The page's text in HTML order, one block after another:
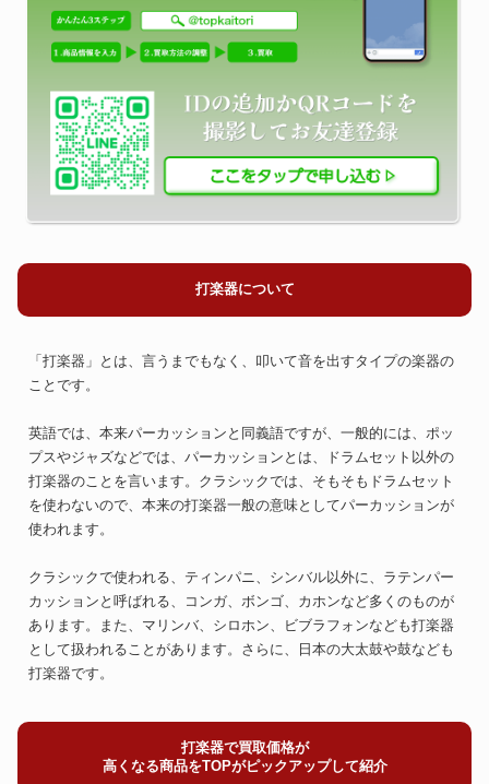
打楽器について
「打楽器」とは、言うまでもなく、叩いて音を出すタイプの楽器の
ことです。
英語では、本来パーカッションと同義語ですが、一般的には、ポッ
プスやジャズなどでは、パーカッションとは、ドラムセット以外の
打楽器のことを言います。クラシックでは、そもそもドラムセット
を使わないので、本来の打楽器一般の意味としてパーカッションが
使われます。
クラシックで使われる、ティンパニ、シンバル以外に、ラテンパー
カッションと呼ばれる、コンガ、ボンゴ、カホンなど多くのものが
あります。また、マリンバ、シロホン、ビブラフォンなども打楽器
として扱われることがあります。さらに、日本の大太鼓や鼓なども
打楽器です。
打楽器で買取価格が
高くなる商品をTOPがピックアップして紹介